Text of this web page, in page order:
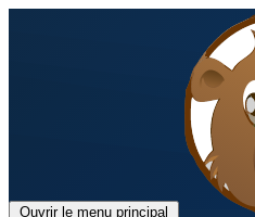
Ouvrir le menu principal